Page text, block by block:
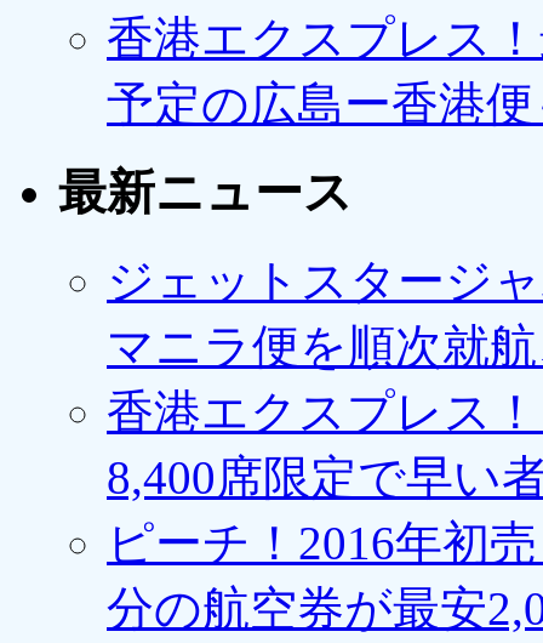
香港エクスプレス
予定の広島ー香港
最新ニュース
ジェットスタージ
マニラ便を順次就
香港エクスプレス
8,400席限定で早い
ピーチ！2016年初
分の航空券が最安